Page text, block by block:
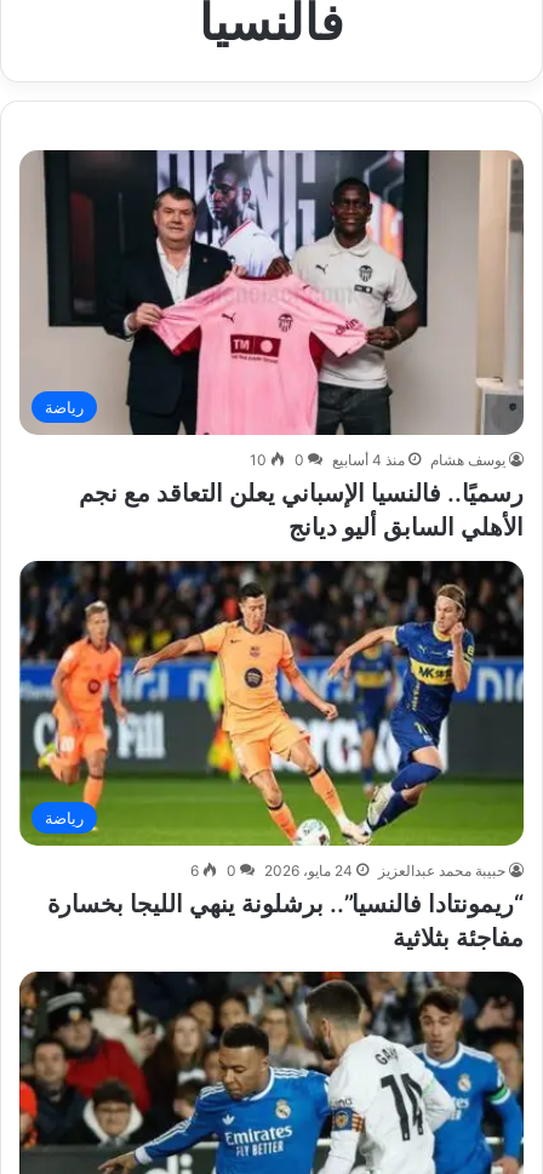
فالنسيا
رياضة
يوسف هشام منذ 4 أسابيع 0
10
رسميًا.. فالنسيا الإسباني يعلن التعاقد مع نجم
الأهلي السابق أليو ديانج
رياضة
حبيبة محمد عبدالعزيز 24 مايو، 2026 0
6
“ريمونتادا فالنسيا”.. برشلونة ينهي الليجا بخسارة
مفاجئة بثلاثية